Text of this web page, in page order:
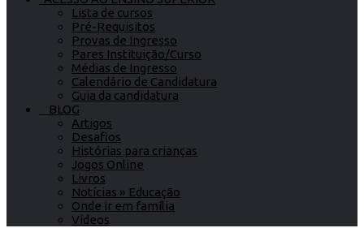
Lista de cursos
Pré-Requisitos
Provas de Ingresso
Pares Instituição/Curso
Médias de Ingresso
Calendário de Candidatura
Guia da candidatura
BLOG
Artigos
Desafios
Histórias para crianças
Jogos Online
Livros
Notícias » Educação
Onde ir em família
Vídeos